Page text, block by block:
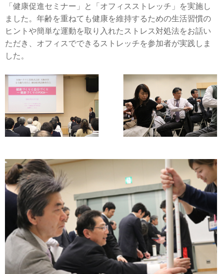
「健康促進セミナー」と「オフィスストレッチ」を実施し
ました。年齢を重ねても健康を維持するための生活習慣の
ヒントや簡単な運動を取り入れたストレス対処法をお話い
ただき、オフィスでできるストレッチを参加者が実践しま
した。